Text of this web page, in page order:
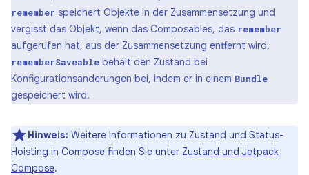
remember speichert Objekte in der Zusammensetzung und
vergisst das Objekt, wenn das Composables, das remember
aufgerufen hat, aus der Zusammensetzung entfernt wird.
rememberSaveable behält den Zustand bei
Konfigurationsänderungen bei, indem er in einem Bundle
gespeichert wird.
Hinweis: Weitere Informationen zu Zustand und Status-
Hoisting in Compose finden Sie unter Zustand und Jetpack
Compose.